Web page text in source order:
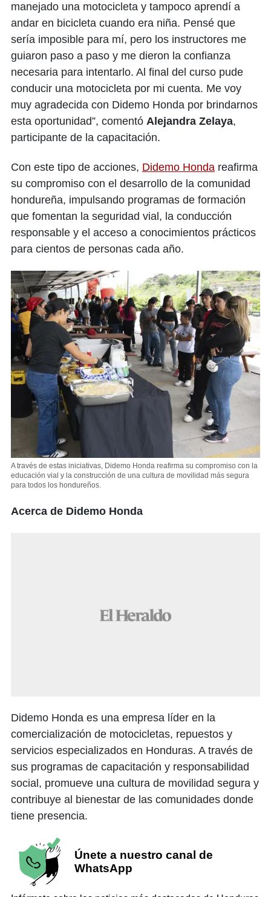
manejado una motocicleta y tampoco aprendí a
andar en bicicleta cuando era niña. Pensé que
sería imposible para mí, pero los instructores me
guiaron paso a paso y me dieron la confianza
necesaria para intentarlo. Al final del curso pude
conducir una motocicleta por mi cuenta. Me voy
muy agradecida con Didemo Honda por brindarnos
esta oportunidad”, comentó Alejandra Zelaya,
participante de la capacitación.
Con este tipo de acciones, Didemo Honda reafirma
su compromiso con el desarrollo de la comunidad
hondureña, impulsando programas de formación
que fomentan la seguridad vial, la conducción
responsable y el acceso a conocimientos prácticos
para cientos de personas cada año.
A través de estas iniciativas, Didemo Honda reafirma su compromiso con la
educación vial y la construcción de una cultura de movilidad más segura
para todos los hondureños.
Acerca de Didemo Honda
Didemo Honda es una empresa líder en la
comercialización de motocicletas, repuestos y
servicios especializados en Honduras. A través de
sus programas de capacitación y responsabilidad
social, promueve una cultura de movilidad segura y
contribuye al bienestar de las comunidades donde
tiene presencia.
Únete a nuestro canal de
WhatsApp